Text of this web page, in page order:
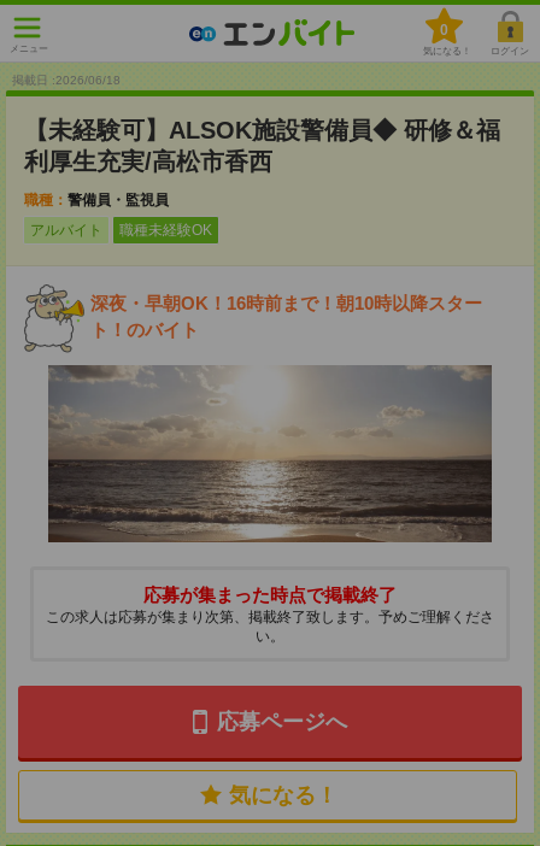
メニュー
0
気になる！ ログイン
掲載日 :2026/06/18
【未経験可】ALSOK施設警備員◆ 研修＆福
利厚生充実/高松市香西
職種： 警備員・監視員
アルバイト
職種未経験OK
深夜・早朝OK！16時前まで！朝10時以降スター
ト！のバイト
応募が集まった時点で掲載終了
この求人は応募が集まり次第、掲載終了致します。予めご理解くださ
い。
応募ページへ
気になる！